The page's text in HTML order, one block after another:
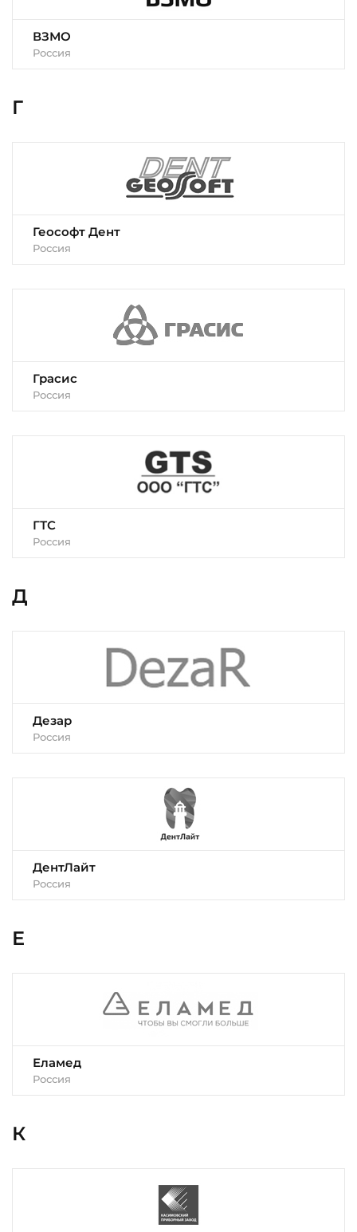
ВЗМО
Россия
Г
Геософт Дент
Россия
Грасис
Россия
ГТС
Россия
Д
Дезар
Россия
ДентЛайт
Россия
Е
Еламед
Россия
К